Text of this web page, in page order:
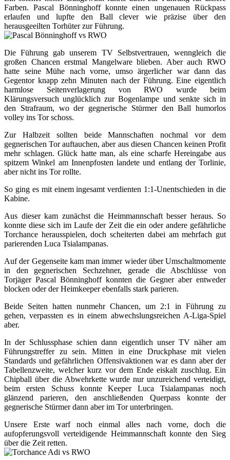
Farben. Pascal Bönninghoff konnte einen ungenauen Rückpass
erlaufen und lupfte den Ball clever wie präzise über den
herausgeeilten Torhüter zur Führung.
Die Führung gab unserem TV Selbstvertrauen, wenngleich die
großen Chancen erstmal Mangelware blieben. Aber auch RWO
hatte seine Mühe nach vorne, umso ärgerlicher war dann das
Gegentor knapp zehn Minuten nach der Führung. Eine eigentlich
harmlose Seitenverlagerung von RWO wurde beim
Klärungsversuch unglücklich zur Bogenlampe und senkte sich in
den Strafraum, wo der gegnerische Stürmer den Ball humorlos
volley ins Tor schoss.
Zur Halbzeit sollten beide Mannschaften nochmal vor dem
gegnerischen Tor auftauchen, aber aus diesen Chancen keinen Profit
mehr schlagen. Glück hatte man, als eine scharfe Hereingabe aus
spitzem Winkel am Innenpfosten landete und entlang der Torlinie,
aber nicht ins Tor rollte.
So ging es mit einem ingesamt verdienten 1:1-Unentschieden in die
Kabine.
Aus dieser kam zunächst die Heimmannschaft besser heraus. So
konnte diese sich im Laufe der Zeit die ein oder andere gefährliche
Torchance herausspielen, doch scheiterten dabei am mehrfach gut
parierenden Luca Tsialampanas.
Auf der Gegenseite kam man immer wieder über Umschaltmomente
in den gegnerischen Sechzehner, gerade die Abschlüsse von
Torjäger Pascal Bönninghoff konnten die Gegner aber entweder
blocken oder der Heimkeeper ebenfalls stark parieren.
Beide Seiten hatten nunmehr Chancen, um 2:1 in Führung zu
gehen, verpassten es in einem abwechslungsreichen A-Liga-Spiel
aber.
In der Schlussphase schien dann eigentlich unser TV näher am
Führungstreffer zu sein. Mitten in eine Druckphase mit vielen
Standards und gefährlichen Offensivaktionen war es dann aber der
Tabellenzweite, welcher kurz vor dem Ende eiskalt zuschlug. Ein
Chipball über die Abwehrkette wurde nur unzureichend verteidigt,
beim ersten Schuss konnte Keeper Luca Tsialampanas noch
glänzend parieren, den anschließenden Querpass konnte der
gegnerische Stürmer dann aber im Tor unterbringen.
Unsere Erste warf noch einmal alles nach vorne, doch die
aufopferungsvoll verteidigende Heimmannschaft konnte den Sieg
über die Zeit retten.